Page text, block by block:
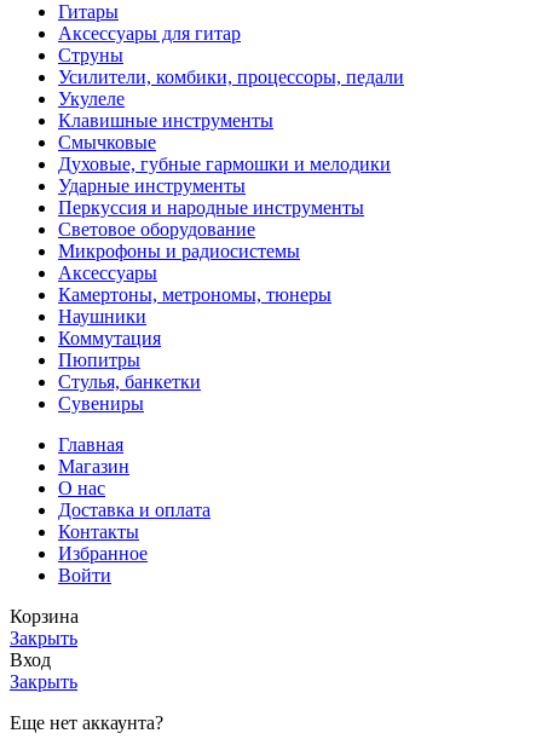
Гитары
Аксессуары для гитар
Струны
Усилители, комбики, процессоры, педали
Укулеле
Клавишные инструменты
Смычковые
Духовые, губные гармошки и мелодики
Ударные инструменты
Перкуссия и народные инструменты
Световое оборудование
Микрофоны и радиосистемы
Аксессуары
Камертоны, метрономы, тюнеры
Наушники
Коммутация
Пюпитры
Стулья, банкетки
Сувениры
Главная
Магазин
О нас
Доставка и оплата
Контакты
Избранное
Войти
Корзина
Закрыть
Вход
Закрыть
Еще нет аккаунта?